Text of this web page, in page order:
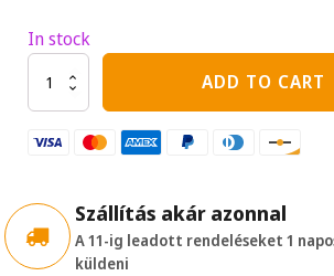
In stock
Gembird
Cableexpert
HDMI
kábel
ADD TO CART
Szállítás akár azonnal
A 11-ig leadott rendeléseket 1
küldeni